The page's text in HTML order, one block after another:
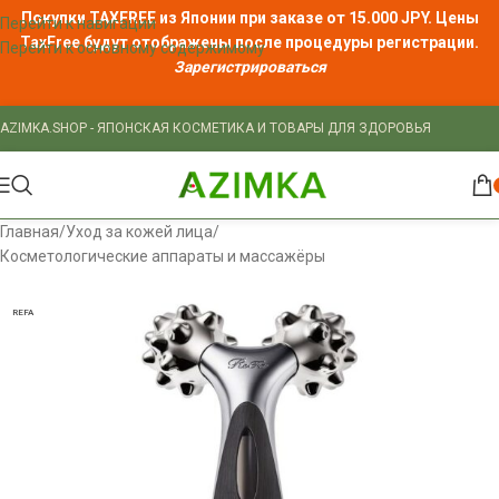
Перейти к навигации
Перейти к основному содержимому
Покупки TAXFREE из Японии при заказе от 15.000 JPY. Цены
TaxFreeбудут отображены после процедуры регистрации.
Зарегистрироваться
AZIMKA.SHOP - ЯПОНСКАЯ КОСМЕТИКА И ТОВАРЫ ДЛЯ ЗДОРОВЬЯ
Главная/Уход за кожей лица/
Косметологические аппараты и массажёры
REFA